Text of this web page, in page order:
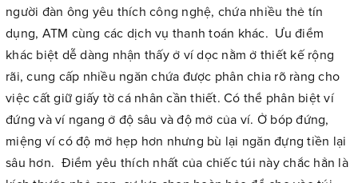
người đàn ông yêu thích công nghệ, chứa nhiều thẻ tín
dụng, ATM cùng các dịch vụ thanh toán khác. Ưu điểm
khác biệt dễ dàng nhận thấy ở ví dọc nằm ở thiết kế rộng
rãi, cung cấp nhiều ngăn chứa được phân chia rõ ràng cho
việc cất giữ giấy tờ cá nhân cần thiết. Có thể phân biệt ví
đứng và ví ngang ở độ sâu và độ mở của ví. Ở bóp đứng,
miệng ví có độ mở hẹp hơn nhưng bù lại ngăn đựng tiền lại
sâu hơn. Điểm yêu thích nhất của chiếc túi này chắc hẳn là